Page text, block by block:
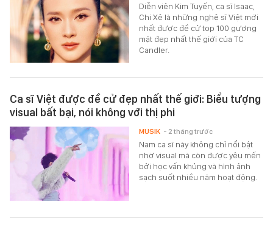
Diễn viên Kim Tuyến, ca sĩ Isaac,
Chi Xê là những nghệ sĩ Việt mới
nhất được đề cử top 100 gương
mặt đẹp nhất thế giới của TC
Candler.
Ca sĩ Việt được đề cử đẹp nhất thế giới: Biểu tượng
visual bất bại, nói không với thị phi
Nam ca sĩ này không chỉ nổi bật
nhờ visual mà còn được yêu mến
bởi học vấn khủng và hình ảnh
sạch suốt nhiều năm hoạt động.
MUSIK - 2 tháng trước